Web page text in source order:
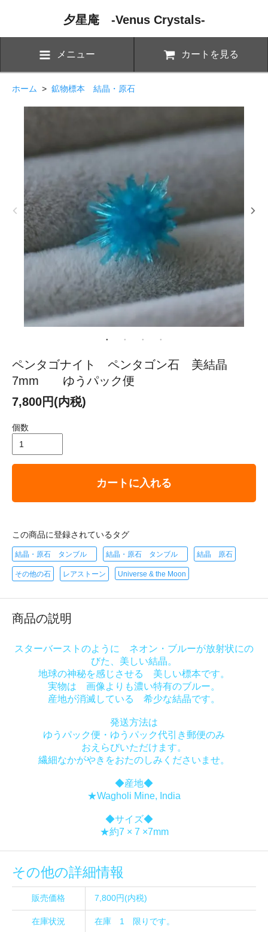
夕星庵 -Venus Crystals-
メニュー カートを見る
ホーム > 鉱物標本 結晶・原石
ペンタゴナイト ペンタゴン石 美結晶
7mm ゆうパック便
7,800円(内税)
個数
カートに入れる
この商品に登録されているタグ
結晶・原石 タンブル 結晶・原石 タンブル 結晶 原石
その他の石 レアストーン Universe & the Moon
商品の説明
スターバーストのように ネオン・ブルーが放射状にの
びた、美しい結晶。
地球の神秘を感じさせる 美しい標本です。
実物は 画像よりも濃い特有のブルー。
産地が消滅している 希少な結晶です。
発送方法は
ゆうパック便・ゆうパック代引き郵便のみ
おえらびいただけます。
繊細なかがやきをおたのしみくださいませ。
◆産地◆
★Wagholi Mine, India
◆サイズ◆
★約7 × 7 ×7mm
その他の詳細情報
販売価格 7,800円(内税)
在庫状況 在庫 1 限りです。